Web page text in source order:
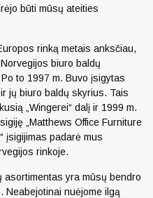
būti mūsų ateities
rinką metais anksčiau,
biuro baldų
to 1997 m. Buvo įsigytas
jų biuro baldų skyrius. Tais
„Wingerei“ dalį ir 1999 m.
„Matthews Office Furniture
įsigijimas padarė mus
rinkoje.
yra mūsų bendro
Neabejotinai nuėjome ilgą